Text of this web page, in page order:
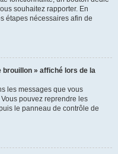
souhaitez rapporter. En
étapes nécessaires afin de
» affiché lors de la
les messages que vous
pouvez reprendre les
le panneau de contrôle de